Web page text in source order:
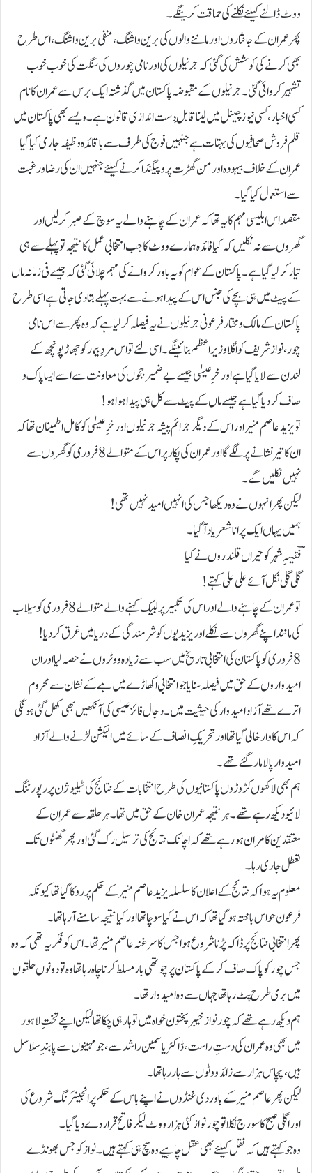
ووٹ ڈالنے کیلئے نکلنے کی حماقت کرینگے۔
پھر عمران کے جانثاروں اور ماننے والوں کی برین واشنگ، منفی برین واشنگ، اس طرح
بھی کرنے کی کوشش کی گئی کہ جرنیلوں کی اور نامی چوروں کی سنگت کی خوب خوب
تشہیر کروائی گئی۔ جرنیلوں کے مقبوضہ پاکستان میں گذشتہ ایک برس سے عمران کا نام
کسی اخبار، کسی نیوز چینل میں لینا قابلِ دست اندازی قانون ہے۔ ویسے بھی پاکستان میں
قلم فروش صحافیوں کی بہتات ہے جنہیں فوج کی طرف سے باقائدہ وظیفہ جاری کیا گیا
عمران کے خلاف بیہودہ اور من گھڑت پروپیگنڈا کرنے کیلئے جنہیں ان کی رضا و رغبت
سے استعمال کیا گیا۔
مقصد اس ابلیسی مہم کا یہ تھا کہ عمران کے چاہنے والے یہ سوچ کے صبر کرلیں اور
گھروں سے نہ نکلیں کہ کیا فائدہ ہمارے ووٹ کا جب انتخابی عمل کا نتیجہ تو پہلے سے ہی
تیار کرلیا گیا ہے۔ پاکستان کے عوام کو یہ باور کروانے کی مہم چلائی گئی کہ جیسے فی زمانہ ماں
کے پیٹ میں ہی بچے کی جنس اس کے پیدا ہونے سے بہت پہلے بتادی جاتی ہے اسی طرح
پاکستان کے مالک و مختار فرعونی جرنیلوں نے یہ فیصلہ کرلیا ہے کہ وہ پھر سے اس نامی
چور، نواز شریف کو اگلا وزیر اعظم بنائینگے۔ اسی لئے تو اس مردِ بیمار کو جھاڑ پونچھ کے
لندن سے لایا گیا ہے اور خرِ عیسٰی جیسے بے ضمیر ججوں کی معاونت سے اسے ایسا پاک و
صاف کردیا گیا ہے جیسے ماں کے پیٹ سے کل ہی پیدا ہوا ہو!
تو یزید عاصم منیر اور اس کے دیگر جرائم پیشہ جرنیلوں اور خرِ عیسٰی کو کامل اطمینان تھا کہ
ان کا تیر نشانے پر لگے گا اور عمران کی پکار پر اس کے متوالے 8 فروری کو گھروں سے
نہیں نکلیں گے۔
لیکن پھر انہوں نے وہ دیکھا جس کی انہیں امید نہیں تھی!
ہمیں یہاں ایک پرانا شعر یاد آگیا۔
ؔفقیہہِ شہر کو حیراں قلندروں نے کیا
گلی گلی نکل آئے علی علی کہتے!
تو عمران کے چاہنے والے اور اس کی تکبیر پر لبیک کہنے والے متوالے 8 فروری کو سیلاب
کی مانند اپنے گھروں سے نکلے اور یزیدیوں کو شرمندگی کے دریا میں غرق کردیا!
8 فروری کو پاکستان کی انتخابی تاریخ میں سب سے زیادہ ووٹروں نے حصہ لیا اور ان
امیدواروں کے حق میں فیصلہ سنایا جو انتخابی اکھاڑے میں بلے کے نشان سے محروم
اترے تھے آزاد امیدوار کی حیثیت میں۔ دجال فائز عیسٰی کی آنکھیں بھی کھل گئی ہونگی
کہ اس کا وار خالی گیا تھا اور تحریکِ انصاف کے سائے میں الیکشن لڑنے والے آزاد
امیدوار پالا مار گئے تھے۔
ہم بھی لاکھوں کڑوڑوں پاکستانیوں کی طرح انتخابات کے نتائج کی ٹیلیوژن پر رپورٹنگ
لائیو دیکھ رہے تھے۔ ہر نتیجہ عمران خان کے حق میں تھا۔ ہر حلقہ سے عمران کے
معتقدین کامران ہورہے تھے کہ اچانک نتائج کی ترسیل رک گئی اور پھر گھنٹوں تک
تعطل جاری رہا۔
معلوم یہ ہوا کہ نتائج کے اعلان کا سلسلہ یزید عاصم منیر کے حکم پر روکا گیا تھا کیونکہ
فرعون حواس باختہ ہوگیا تھا کہ اس نے کیا سوچا تھا اور کیا نتیجہ سامنے آرہا تھا۔
پھر انتخابی نتائج پر ڈاکہ پڑنا شروع ہوا جس کا سرغنہ عاصم منیر تھا۔ اس کو فکر یہ تھی کہ وہ
جس چور کو پاک صاف کرکے پاکستان پر چوتھی بار مسلط کرنا چاہ رہا تھا وہ تو دونوں حلقوں
میں بری طرح پٹ رہا تھا جہاں سے وہ امیدوار تھا۔
ہم دیکھ رہے تھے کہ چور نواز خیبر پختون خواہ میں تو ہار ہی چکا تھا لیکن اپنے تختِ لاہور
میں بھی وہ عمران کی دستِ راست، ڈاکٹر یاسمین راشد سے، جو مہینوں سے پابندِ سلاسل
ہیں، پچاس ہزار سے زائد ووٹوں سے ہار رہا تھا۔
لیکن پھر عاصم منیر کے باوردی غنڈوں نے اپنے باس کے حکم پر انجینئرنگ شروع کی
اور اگلی صبح کا سورج نکلا تو چور نواز کئی ہزار ووٹ لیکر فاتح قرار دے دیا گیا۔
وہ جو کہتے ہیں کہ نقل کیلئے بھی عقل چاہیے وہ سچ ہی کہتے ہیں۔ نواز کو جس بھونڈے